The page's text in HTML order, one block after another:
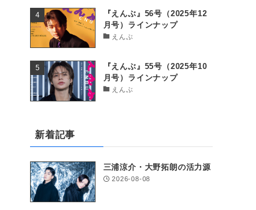
『えんぶ』56号（2025年12
月号）ラインナップ
えんぶ
『えんぶ』55号（2025年10
月号）ラインナップ
えんぶ
新着記事
三浦涼介・大野拓朗の活力源
2026-08-08